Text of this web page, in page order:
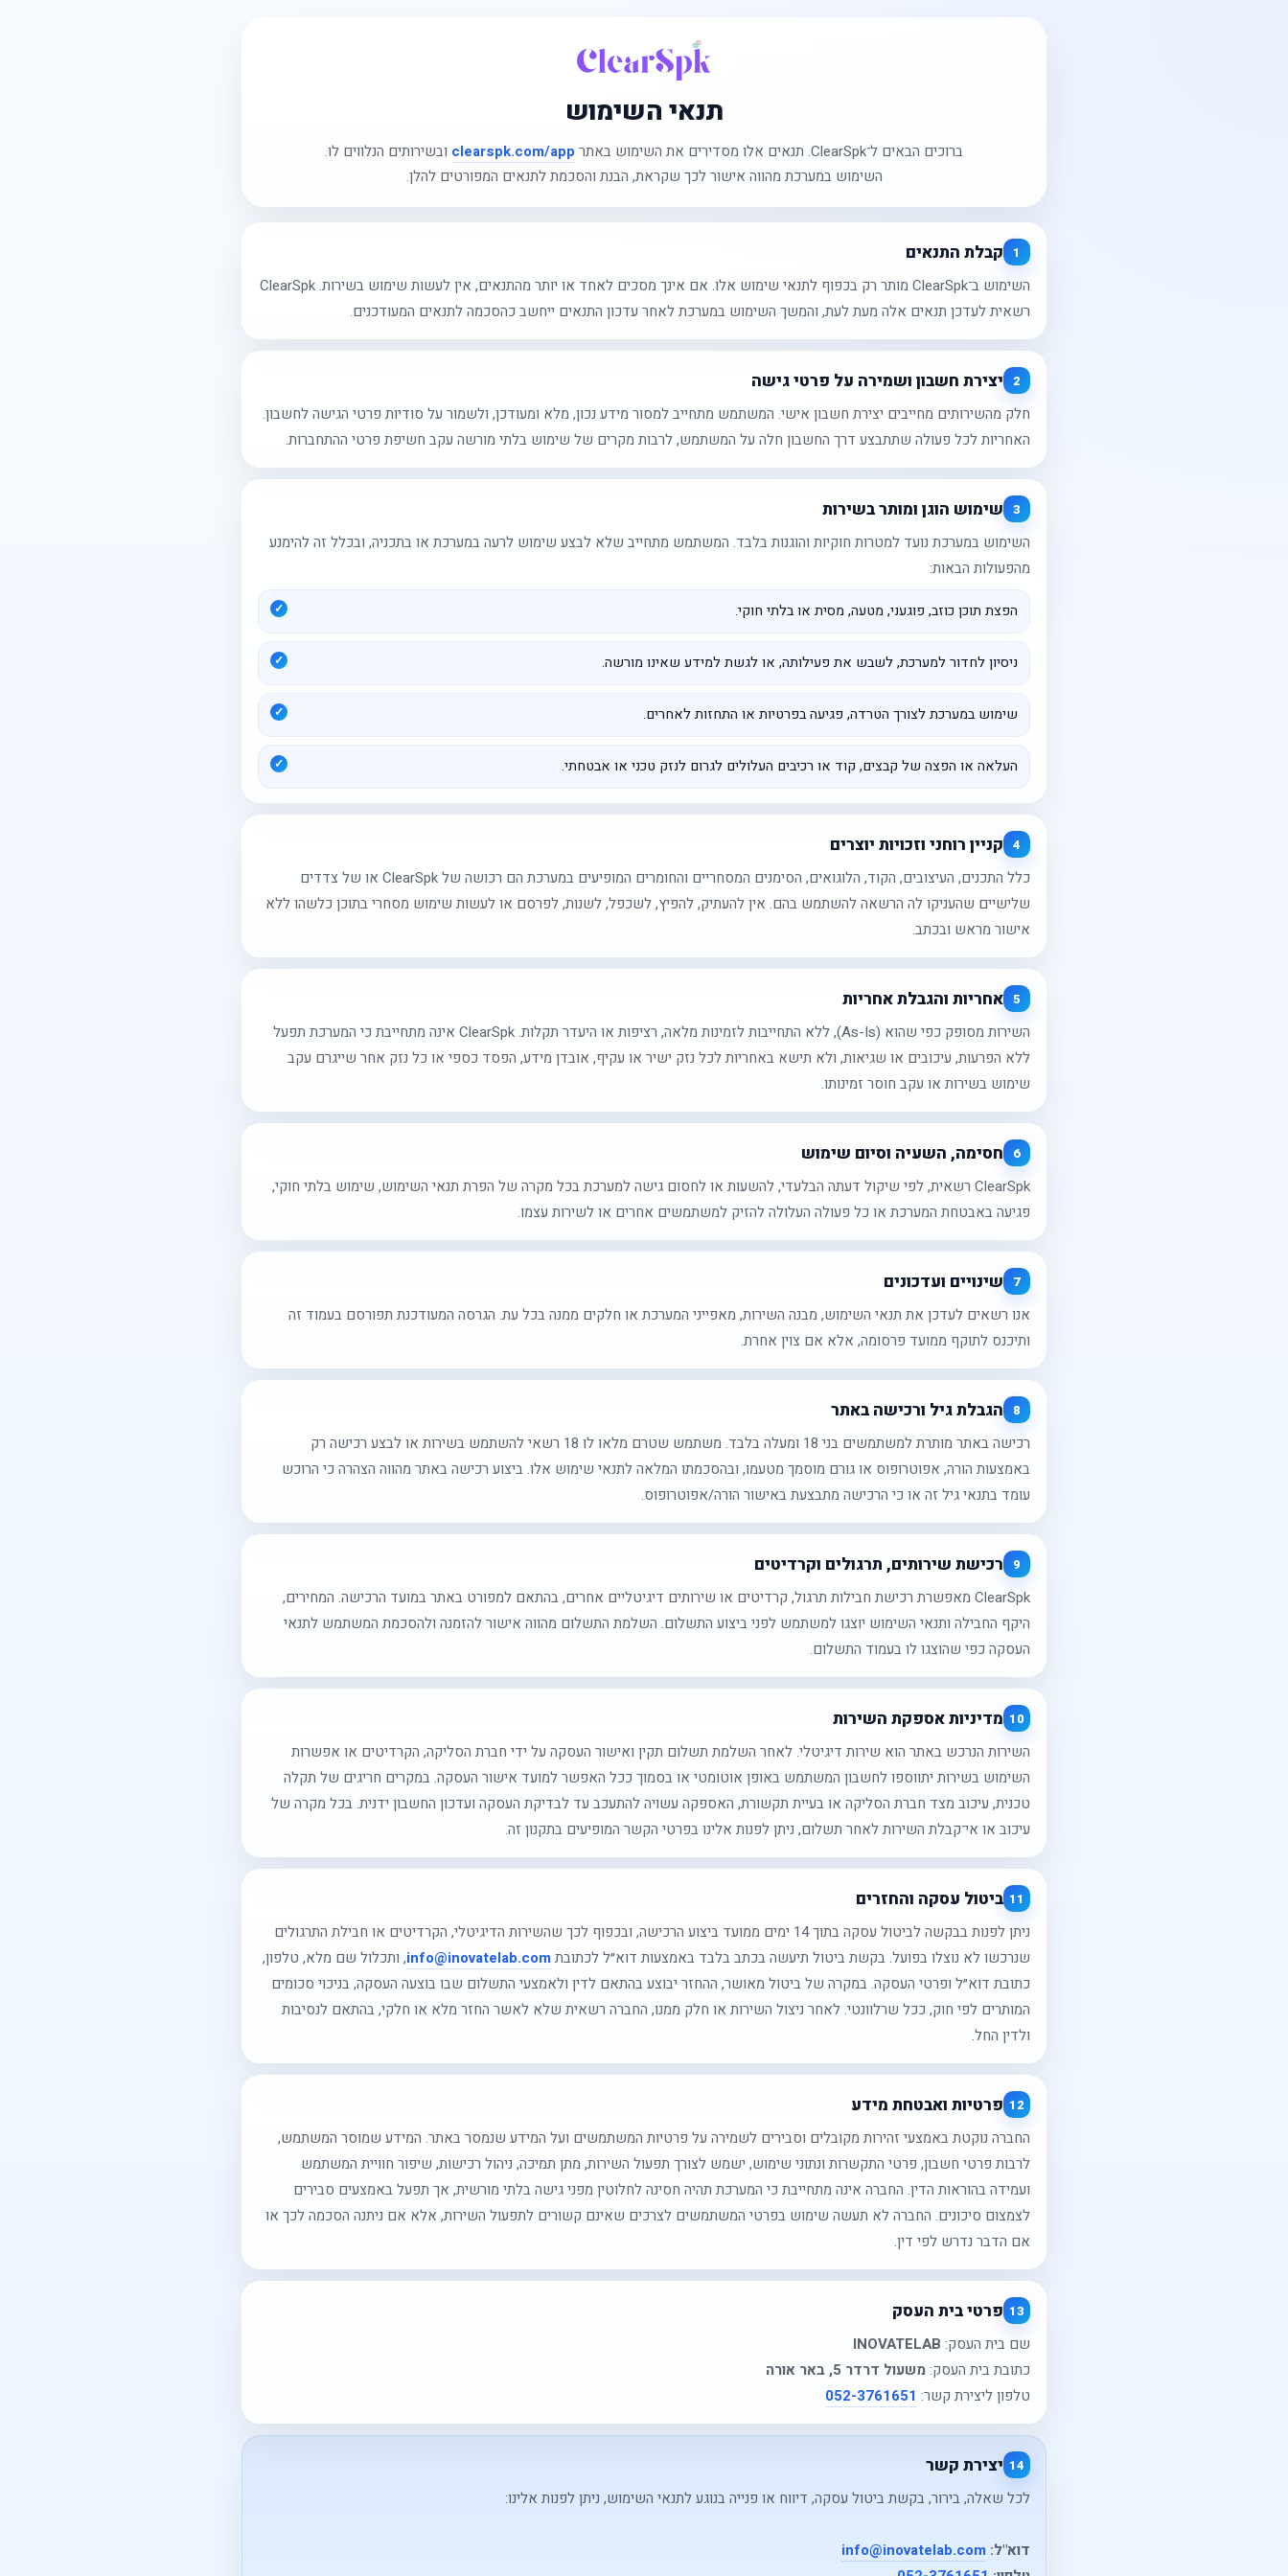
תנאי השימוש
ברוכים הבאים ל־ClearSpk. תנאים אלו מסדירים את השימוש באתר clearspk.com/app ובשירותים הנלווים לו.
השימוש במערכת מהווה אישור לכך שקראת, הבנת והסכמת לתנאים המפורטים להלן.
1 קבלת התנאים
השימוש ב־ClearSpk מותר רק בכפוף לתנאי שימוש אלו. אם אינך מסכים לאחד או יותר מהתנאים, אין לעשות שימוש בשירות. ClearSpk
רשאית לעדכן תנאים אלה מעת לעת, והמשך השימוש במערכת לאחר עדכון התנאים ייחשב כהסכמה לתנאים המעודכנים.
2 יצירת חשבון ושמירה על פרטי גישה
חלק מהשירותים מחייבים יצירת חשבון אישי. המשתמש מתחייב למסור מידע נכון, מלא ומעודכן, ולשמור על סודיות פרטי הגישה לחשבון.
האחריות לכל פעולה שתתבצע דרך החשבון חלה על המשתמש, לרבות מקרים של שימוש בלתי מורשה עקב חשיפת פרטי ההתחברות.
3 שימוש הוגן ומותר בשירות
השימוש במערכת נועד למטרות חוקיות והוגנות בלבד. המשתמש מתחייב שלא לבצע שימוש לרעה במערכת או בתכניה, ובכלל זה להימנע
מהפעולות הבאות:
הפצת תוכן כוזב, פוגעני, מטעה, מסית או בלתי חוקי.
ניסיון לחדור למערכת, לשבש את פעילותה, או לגשת למידע שאינו מורשה.
שימוש במערכת לצורך הטרדה, פגיעה בפרטיות או התחזות לאחרים.
העלאה או הפצה של קבצים, קוד או רכיבים העלולים לגרום לנזק טכני או אבטחתי.
4 קניין רוחני וזכויות יוצרים
כלל התכנים, העיצובים, הקוד, הלוגואים, הסימנים המסחריים והחומרים המופיעים במערכת הם רכושה של ClearSpk או של צדדים
שלישיים שהעניקו לה הרשאה להשתמש בהם. אין להעתיק, להפיץ, לשכפל, לשנות, לפרסם או לעשות שימוש מסחרי בתוכן כלשהו ללא
אישור מראש ובכתב.
5 אחריות והגבלת אחריות
השירות מסופק כפי שהוא (As-Is), ללא התחייבות לזמינות מלאה, רציפות או היעדר תקלות. ClearSpk אינה מתחייבת כי המערכת תפעל
ללא הפרעות, עיכובים או שגיאות, ולא תישא באחריות לכל נזק ישיר או עקיף, אובדן מידע, הפסד כספי או כל נזק אחר שייגרם עקב
שימוש בשירות או עקב חוסר זמינותו.
6 חסימה, השעיה וסיום שימוש
ClearSpk רשאית, לפי שיקול דעתה הבלעדי, להשעות או לחסום גישה למערכת בכל מקרה של הפרת תנאי השימוש, שימוש בלתי חוקי,
פגיעה באבטחת המערכת או כל פעולה העלולה להזיק למשתמשים אחרים או לשירות עצמו.
7 שינויים ועדכונים
אנו רשאים לעדכן את תנאי השימוש, מבנה השירות, מאפייני המערכת או חלקים ממנה בכל עת. הגרסה המעודכנת תפורסם בעמוד זה
ותיכנס לתוקף ממועד פרסומה, אלא אם צוין אחרת.
8 הגבלת גיל ורכישה באתר
רכישה באתר מותרת למשתמשים בני 18 ומעלה בלבד. משתמש שטרם מלאו לו 18 רשאי להשתמש בשירות או לבצע רכישה רק
באמצעות הורה, אפוטרופוס או גורם מוסמך מטעמו, ובהסכמתו המלאה לתנאי שימוש אלו. ביצוע רכישה באתר מהווה הצהרה כי הרוכש
עומד בתנאי גיל זה או כי הרכישה מתבצעת באישור הורה/אפוטרופוס.
9 רכישת שירותים, תרגולים וקרדיטים
ClearSpk מאפשרת רכישת חבילות תרגול, קרדיטים או שירותים דיגיטליים אחרים, בהתאם למפורט באתר במועד הרכישה. המחירים,
היקף החבילה ותנאי השימוש יוצגו למשתמש לפני ביצוע התשלום. השלמת התשלום מהווה אישור להזמנה ולהסכמת המשתמש לתנאי
העסקה כפי שהוצגו לו בעמוד התשלום.
10 מדיניות אספקת השירות
השירות הנרכש באתר הוא שירות דיגיטלי. לאחר השלמת תשלום תקין ואישור העסקה על ידי חברת הסליקה, הקרדיטים או אפשרות
השימוש בשירות יתווספו לחשבון המשתמש באופן אוטומטי או בסמוך ככל האפשר למועד אישור העסקה. במקרים חריגים של תקלה
טכנית, עיכוב מצד חברת הסליקה או בעיית תקשורת, האספקה עשויה להתעכב עד לבדיקת העסקה ועדכון החשבון ידנית. בכל מקרה של
עיכוב או אי־קבלת השירות לאחר תשלום, ניתן לפנות אלינו בפרטי הקשר המופיעים בתקנון זה.
11 ביטול עסקה והחזרים
ניתן לפנות בבקשה לביטול עסקה בתוך 14 ימים ממועד ביצוע הרכישה, ובכפוף לכך שהשירות הדיגיטלי, הקרדיטים או חבילת התרגולים
שנרכשו לא נוצלו בפועל. בקשת ביטול תיעשה בכתב בלבד באמצעות דוא״ל לכתובתinfo@inovatelab.com, ותכלול שם מלא, טלפון,
כתובת דוא״ל ופרטי העסקה. במקרה של ביטול מאושר, ההחזר יבוצע בהתאם לדין ולאמצעי התשלום שבו בוצעה העסקה, בניכוי סכומים
המותרים לפי חוק, ככל שרלוונטי. לאחר ניצול השירות או חלק ממנו, החברה רשאית שלא לאשר החזר מלא או חלקי, בהתאם לנסיבות
ולדין החל.
12 פרטיות ואבטחת מידע
החברה נוקטת באמצעי זהירות מקובלים וסבירים לשמירה על פרטיות המשתמשים ועל המידע שנמסר באתר. המידע שמוסר המשתמש,
לרבות פרטי חשבון, פרטי התקשרות ונתוני שימוש, ישמש לצורך תפעול השירות, מתן תמיכה, ניהול רכישות, שיפור חוויית המשתמש
ועמידה בהוראות הדין. החברה אינה מתחייבת כי המערכת תהיה חסינה לחלוטין מפני גישה בלתי מורשית, אך תפעל באמצעים סבירים
לצמצום סיכונים. החברה לא תעשה שימוש בפרטי המשתמשים לצרכים שאינם קשורים לתפעול השירות, אלא אם ניתנה הסכמה לכך או
אם הדבר נדרש לפי דין.
13 פרטי בית העסק
שם בית העסק: INOVATELAB
כתובת בית העסק:משעול דרדר 5, באר אורה
טלפון ליצירת קשר: 052-3761651
14 יצירת קשר
לכל שאלה, בירור, בקשת ביטול עסקה, דיווח או פנייה בנוגע לתנאי השימוש, ניתן לפנות אלינו:
דוא"ל: info@inovatelab.com